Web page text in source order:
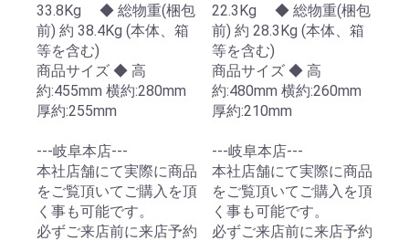
33.8Kg ◆ 総物重(梱包
前) 約 38.4Kg (本体、箱
等を含む)
商品サイズ ◆ 高
約:455mm 横約:280mm
厚約:255mm
---岐阜本店---
本社店舗にて実際に商品
をご覧頂いてご購入を頂
く事も可能です。
必ずご来店前に来店予約
22.3Kg ◆ 総物重(梱包
前) 約 28.3Kg (本体、箱
等を含む)
商品サイズ ◆ 高
約:480mm 横約:260mm
厚約:210mm
---岐阜本店---
本社店舗にて実際に商品
をご覧頂いてご購入を頂
く事も可能です。
必ずご来店前に来店予約